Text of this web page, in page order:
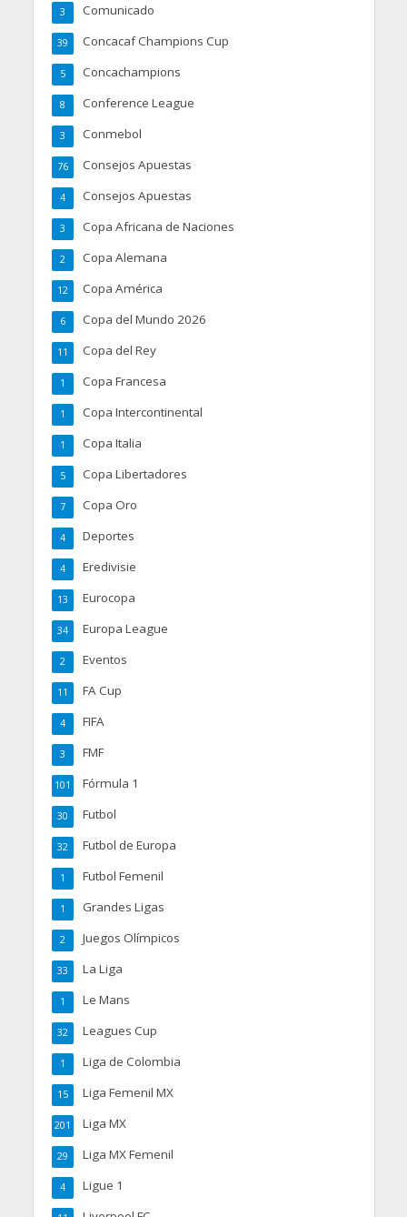
Comunicado
3
Concacaf Champions Cup
39
Concachampions
5
Conference League
8
Conmebol
3
Consejos Apuestas
76
Consejos Apuestas
4
Copa Africana de Naciones
3
Copa Alemana
2
Copa América
12
Copa del Mundo 2026
6
Copa del Rey
11
Copa Francesa
1
Copa Intercontinental
1
Copa Italia
1
Copa Libertadores
5
Copa Oro
7
Deportes
4
Eredivisie
4
Eurocopa
13
Europa League
34
Eventos
2
FA Cup
11
FIFA
4
FMF
3
Fórmula 1
101
Futbol
30
Futbol de Europa
32
Futbol Femenil
1
Grandes Ligas
1
Juegos Olímpicos
2
La Liga
33
Le Mans
1
Leagues Cup
32
Liga de Colombia
1
Liga Femenil MX
15
Liga MX
201
Liga MX Femenil
29
Ligue 1
4